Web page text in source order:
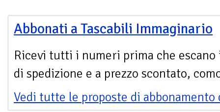
Abbonati a Tascabili Immaginario
Ricevi tutti i numeri prima che escano
di spedizione e a prezzo scontato,
Vedi tutte le proposte di